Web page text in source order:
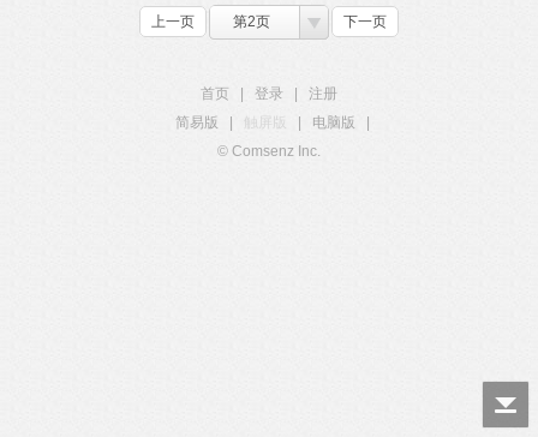
上一页 第2页 下一页
首页 登录
注册
简易版
触屏版 电脑版
© Comsenz Inc.